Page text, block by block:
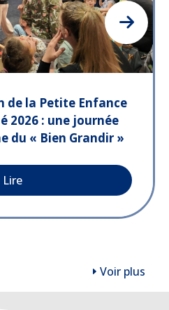
de la Petite Enfance
2026 : une journée
du « Bien Grandir »
Lire
Voir plus